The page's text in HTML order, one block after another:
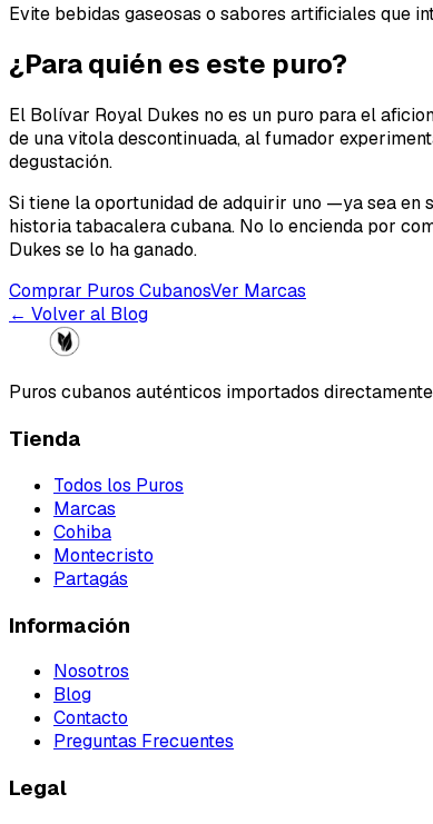
Evite bebidas gaseosas o sabores artificiales que
¿Para quién es este puro?
El Bolívar Royal Dukes no es un puro para el
de una vitola descontinuada, al fumador
degustación.
Si tiene la oportunidad de adquirir uno —ya sea en
historia tabacalera cubana. No lo encienda por
Dukes se lo ha ganado.
Comprar Puros CubanosVer Marcas
← Volver al Blog
Puros cubanos auténticos importados
Tienda
Todos los Puros
Marcas
Cohiba
Montecristo
Partagás
Información
Nosotros
Blog
Contacto
Preguntas Frecuentes
Legal